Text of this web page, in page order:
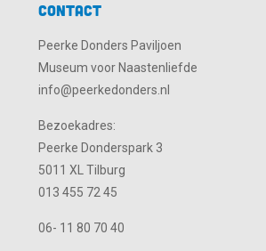
Contact
Peerke Donders Paviljoen
Museum voor Naastenliefde
info@peerkedonders.nl
Bezoekadres:
Peerke Donderspark 3
5011 XL Tilburg
013 455 72 45
06- 11 80 70 40